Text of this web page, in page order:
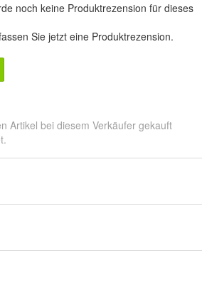
noch keine Produktrezension für dieses
Sie jetzt eine Produktrezension.
Artikel bei diesem Verkäufer gekauft